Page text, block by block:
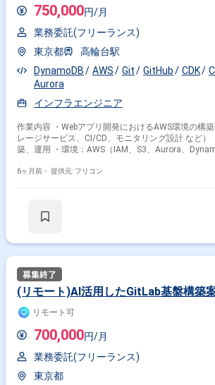
750,000円/月
業務委託(フリーランス)
東京都
高輪台駅
DynamoDB
AWS Git GitHub CDK
Aurora
インフラエンジニア
作業内容 ・Webアプリ開発におけるAWS環境の構
レージサービス、CI/CD、モニタリング設計 など）
築、運用 ・環境：AWS（IAM、S3、Aurora、
など
6ヶ月前・ 提供元: フリコン
(リモート)AI活用したGitLab基盤構築
リモート可
700,000円/月
業務委託(フリーランス)
東京都